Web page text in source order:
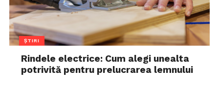
ȘTIRI
Rindele electrice: Cum alegi unealta
potrivită pentru prelucrarea lemnului